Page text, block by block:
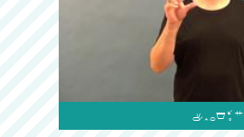
